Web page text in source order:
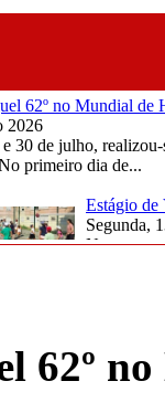
62º no Mundial de
2026
30 de julho,
primeiro dia de...
Estágio de
Segunda,
Na
62º